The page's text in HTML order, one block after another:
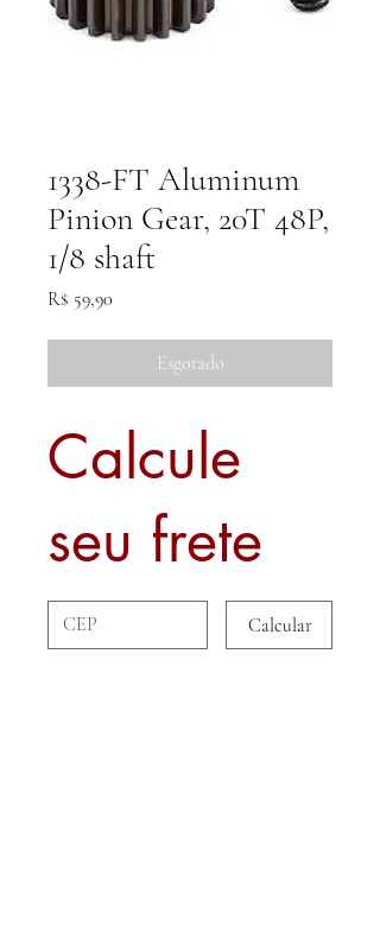
1338-FT Aluminum
Pinion Gear, 20T 48P,
1/8 shaft
R$ 59,90
Esgotado
Calcule
seu frete
Calcular